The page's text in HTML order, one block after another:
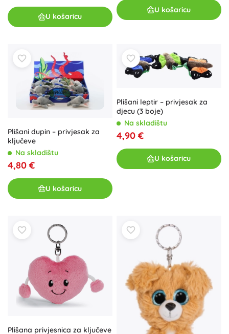
U košaricu
U košaricu
Plišani dupin – privjesak za
ključeve
Na skladištu
4,80 €
U košaricu
Plišani leptir – privjesak za
djecu (3 boje)
Na skladištu
4,90 €
U košaricu
Plišana privjesnica za ključeve